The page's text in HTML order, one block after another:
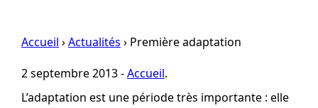
Accueil ›Actualités › Première adaptation
2 septembre 2013 -Accueil.
L’adaptation est une période très importante : elle